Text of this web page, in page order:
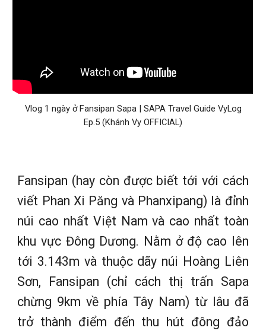
Vlog 1 ngày ở Fansipan Sapa | SAPA Travel Guide VyLog
Ep.5 (Khánh Vy OFFICIAL)
Fansipan (hay còn được biết tới với cách
viết Phan Xi Păng và Phanxipang) là đỉnh
núi cao nhất Việt Nam và cao nhất toàn
khu vực Đông Dương. Nằm ở độ cao lên
tới 3.143m và thuộc dãy núi Hoàng Liên
Sơn, Fansipan (chỉ cách thị trấn Sapa
chừng 9km về phía Tây Nam) từ lâu đã
trở thành điểm đến thu hút đông đảo